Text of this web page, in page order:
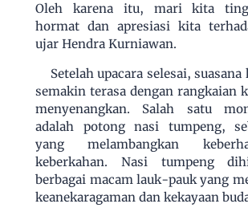
Oleh karena itu, mari kita
hormat dan apresiasi kita
ujar Hendra Kurniawan.
Setelah upacara selesai, suasana
semakin terasa dengan rangkaian
menyenangkan. Salah satu
adalah potong nasi tumpeng,
yang melambangkan
keberkahan. Nasi tumpeng
berbagai macam lauk-pauk yang
keanekaragaman dan kekayaan